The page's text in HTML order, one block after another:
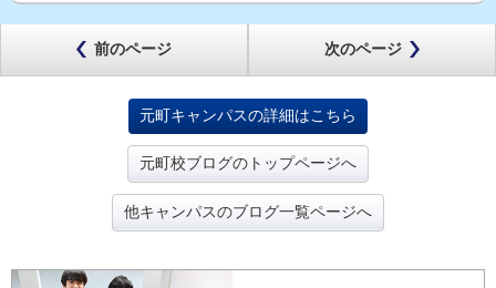
前のページ 次のページ
元町キャンパスの詳細はこちら
元町校ブログのトップページへ
他キャンパスのブログ一覧ページへ